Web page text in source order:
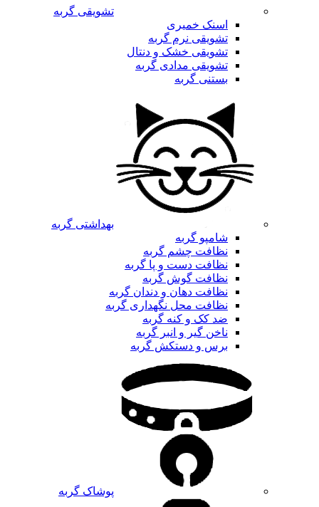
تشویقی گربه
اسنک خمیری
تشویقی نرم گربه
تشویقی خشک و دنتال
تشویقی مدادی گربه
بستنی گربه
بهداشتی گربه
شامپو گربه
نظافت چشم گربه
نظافت دست و پا گربه
نظافت گوش گربه
نظافت دهان و دندان گربه
نظافت محل نگهداری گربه
ضد کک و کنه گربه
ناخن گیر و انبر گربه
برس و دستکش گربه
پوشاک گربه